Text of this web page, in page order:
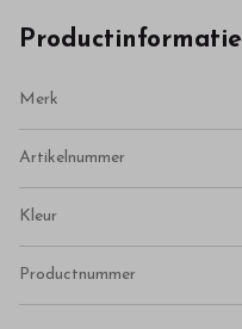
Productinformatie
Merk
Artikelnummer
Kleur
Productnummer